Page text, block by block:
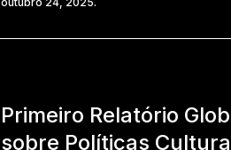
Primeiro Relatório
sobre Políticas